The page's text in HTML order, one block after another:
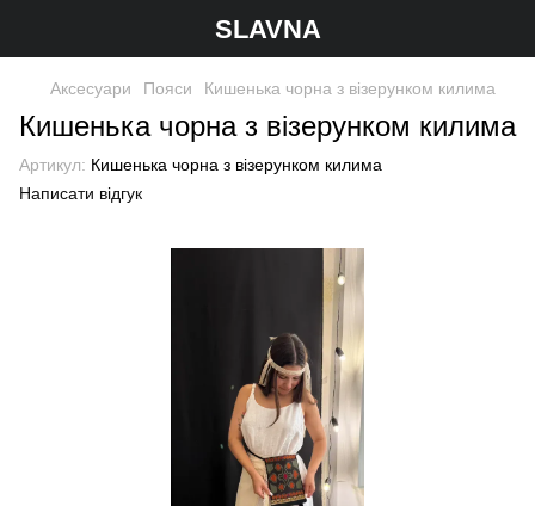
SLAVNA
Аксесуари Пояси Кишенька чорна з візерунком килима
Кишенька чорна з візерунком килима
Артикул: Кишенька чорна з візерунком килима
Написати відгук